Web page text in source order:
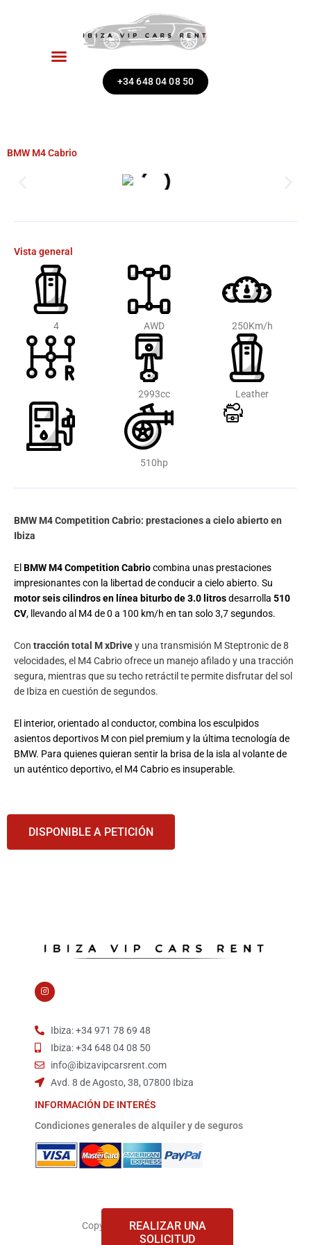
+34 648 04 08 50
BMW M4 Cabrio
Vista general
4 AWD 250Km/h
2993cc Leather
510hp
BMW M4 Competition Cabrio: prestaciones a cielo abierto en
Ibiza
El BMW M4 Competition Cabriocombina unas prestaciones
impresionantes con la libertad de conducir a cielo abierto. Su
motor seis cilindros en línea biturbo de 3.0 litrosdesarrolla 510
CV, llevando al M4 de 0 a 100 km/h en tan solo 3,7 segundos.
Con tracción total M xDrivey una transmisión M Steptronic de 8
velocidades, el M4 Cabrio ofrece un manejo afilado y una tracción
segura, mientras que su techo retráctil te permite disfrutar del sol
de Ibiza en cuestión de segundos.
El interior, orientado al conductor, combina los esculpidos
asientos deportivos M con piel premium y la última tecnología de
BMW. Para quienes quieran sentir la brisa de la isla al volante de
un auténtico deportivo, el M4 Cabrio es insuperable.
DISPONIBLE A PETICIÓN
I
n
s
r
Ibiza: +34 971 78 69 48
Ibiza: +34 648 04 08 50
info@ibizavipcarsrent.com
Avd. 8 de Agosto, 38, 07800 Ibiza
INFORMACIÓN DE INTERÉS
Condiciones generales de alquiler y de seguros
Copyright © 2026 ibizavipcarsrent
REALIZAR UNA
SOLICITUD